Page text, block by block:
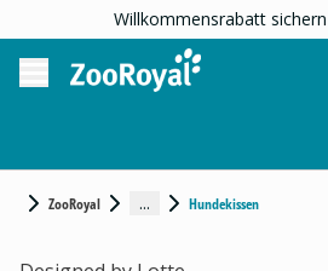
Willkommensrabatt sichern
ZooRoyal ... Hundekissen